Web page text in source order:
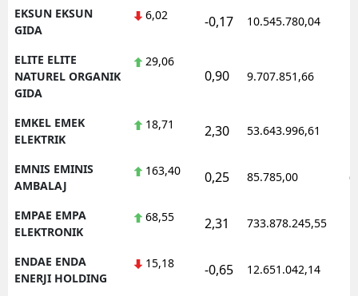
EKSUN EKSUN
GIDA
6,02 -0,17 10.545.780,04
ELITE ELITE
NATUREL ORGANIK
GIDA
29,06
0,90 9.707.851,66
EMKEL EMEK
ELEKTRIK
18,71 2,30 53.643.996,61
EMNIS EMINIS
AMBALAJ
163,40 0,25 85.785,00
EMPAE EMPA
ELEKTRONIK
68,55 2,31 733.878.245,55
ENDAE ENDA
ENERJI HOLDING
15,18 -0,65 12.651.042,14